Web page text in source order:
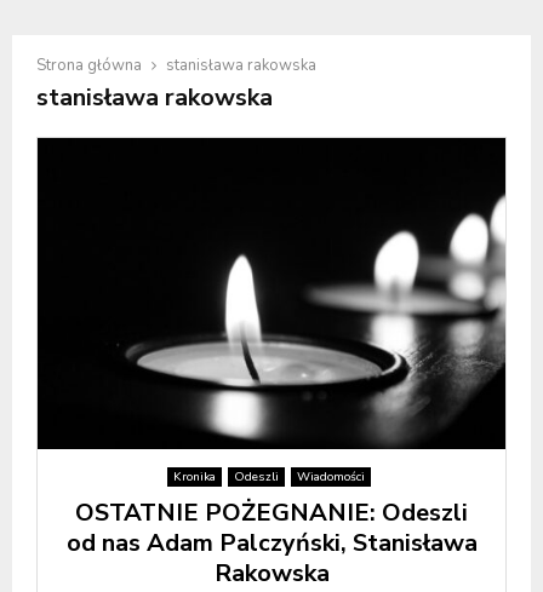
Strona główna stanisława rakowska
stanisława rakowska
Kronika Odeszli Wiadomości
OSTATNIE POŻEGNANIE: Odeszli
od nas Adam Palczyński, Stanisława
Rakowska